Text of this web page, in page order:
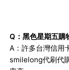
Q：黑色星期五購
A：許多台灣信用
smilelong代刷代